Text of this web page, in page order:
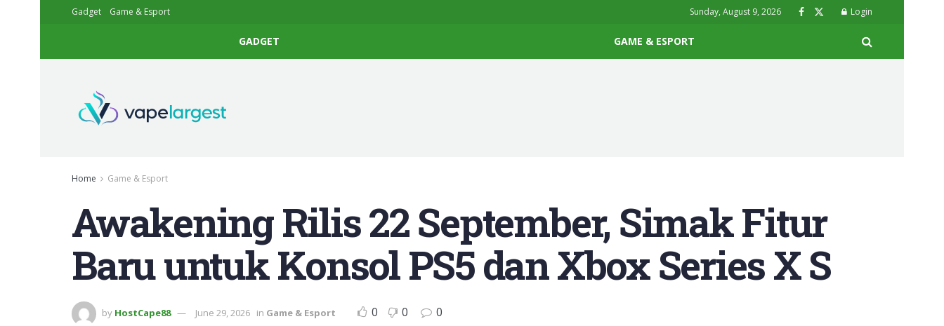
Gadget Game & Esport Sunday, August 9, 2026 Login
GADGET GAME & ESPORT
Home Game & Esport
Awakening Rilis 22 September, Simak Fitur
Baru untuk Konsol PS5 dan Xbox Series X S
by HostCape88 June 29, 2026 in Game & Esport 0 0 0